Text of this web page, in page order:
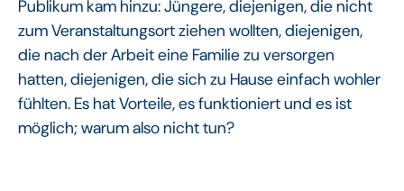
Publikum kam hinzu: Jüngere, diejenigen, die nicht
zum Veranstaltungsort ziehen wollten, diejenigen,
die nach der Arbeit eine Familie zu versorgen
hatten, diejenigen, die sich zu Hause einfach wohler
fühlten. Es hat Vorteile, es funktioniert und es ist
möglich; warum also nicht tun?